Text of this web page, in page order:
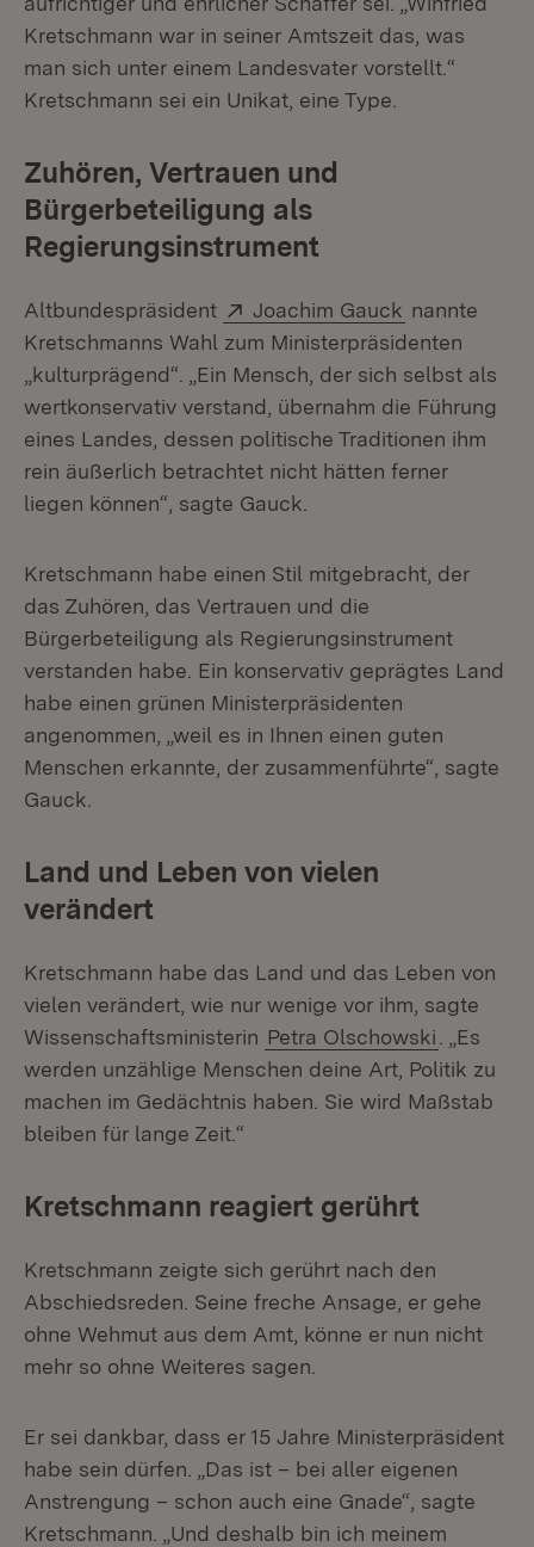
Kretschmann war in seiner Amtszeit das, was
man sich unter einem Landesvater vorstellt.“
Kretschmann sei ein Unikat, eine Type.
Zuhören, Vertrauen und
Bürgerbeteiligung als
Regierungsinstrument
Altbundespräsident Extern:
Joachim Gauck (Öffnet in
nannte
Kretschmanns Wahl zum Ministerpräsidenten
„kulturprägend“. „Ein Mensch, der sich selbst als
wertkonservativ verstand, übernahm die Führung
eines Landes, dessen politische Traditionen ihm
rein äußerlich betrachtet nicht hätten ferner
liegen können“, sagte Gauck.
Kretschmann habe einen Stil mitgebracht, der
das Zuhören, das Vertrauen und die
Bürgerbeteiligung als Regierungsinstrument
verstanden habe. Ein konservativ geprägtes Land
habe einen grünen Ministerpräsidenten
angenommen, „weil es in Ihnen einen guten
Menschen erkannte, der zusammenführte“, sagte
Gauck.
Land und Leben von vielen
verändert
Kretschmann habe das Land und das Leben von
vielen verändert, wie nur wenige vor ihm, sagte
Wissenschaftsministerin Petra Olschowski
. „Es
werden unzählige Menschen deine Art, Politik zu
machen im Gedächtnis haben. Sie wird Maßstab
bleiben für lange Zeit.“
Kretschmann reagiert gerührt
Kretschmann zeigte sich gerührt nach den
Abschiedsreden. Seine freche Ansage, er gehe
ohne Wehmut aus dem Amt, könne er nun nicht
mehr so ohne Weiteres sagen.
Er sei dankbar, dass er 15 Jahre Ministerpräsident
habe sein dürfen. „Das ist – bei aller eigenen
Anstrengung – schon auch eine Gnade“, sagte
Kretschmann. „Und deshalb bin ich meinem